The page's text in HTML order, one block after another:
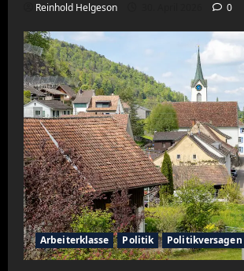
Reinhold Helgeson 0
Arbeiterklasse Politik Politikversagen